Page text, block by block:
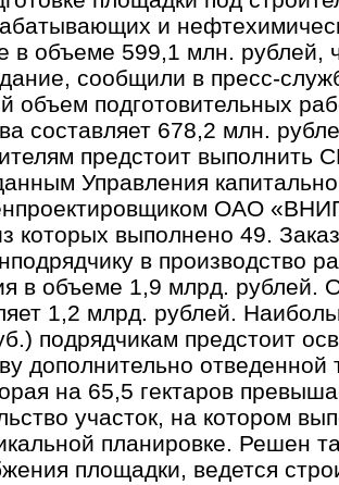
и
в объеме 599,1 млн. рублей,
сообщили в пресс-
подготовительных
составляет 678,2 млн.
предстоит
Управления
ОАО
которых выполнено 49.
в производство
в объеме 1,9 млрд. рублей.
1,2 млрд. рублей.
подрядчикам предстоит
дополнительно
на 65,5 гектаров
участок, на котором
планировке. Решен
площадки, ведется